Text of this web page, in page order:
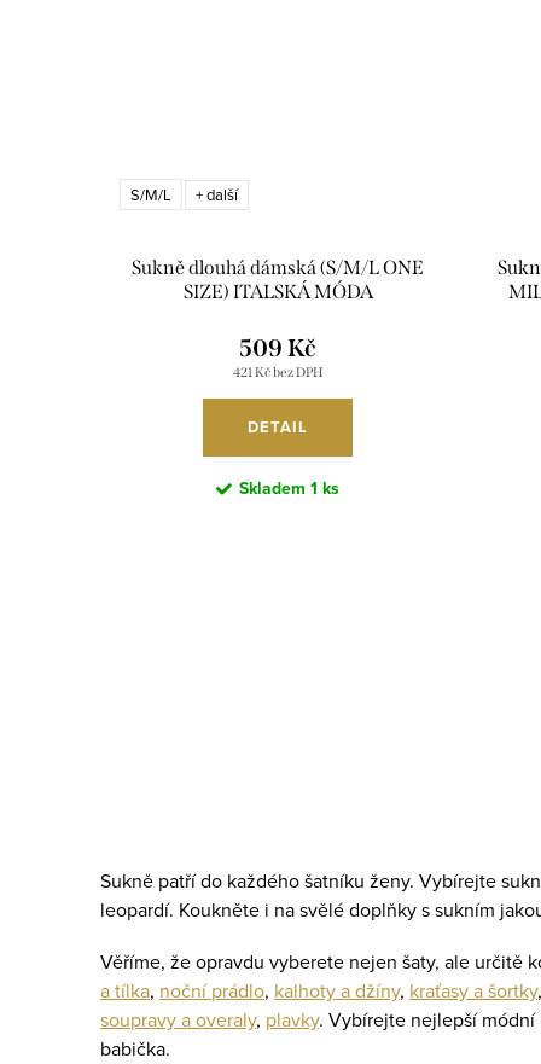
S/M/L + další
Sukně dlouhá dámská (S/M/L ONE
SIZE) ITALSKÁ MÓDA
421 Kč bez DPH
509 Kč
DETAIL
Skladem1 ks
c
í
p
r
v
n
k
o
v
á
Sukně patří do každého šatníku ženy. Vybírejte
leopardí. Koukněte i na svělé doplňky s sukním
Věříme, že opravdu vyberete nejen šaty, ale určitě
a tílka, noční prádlo, kalhoty a džíny, kraťasy a šortky,
soupravy a overaly, plavky. Vybírejte nejlepší módní
babička.